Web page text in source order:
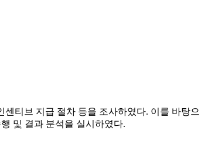
센티브 지급 절차 등을 조사하였다. 이를 바탕으
및 결과 분석을 실시하였다.